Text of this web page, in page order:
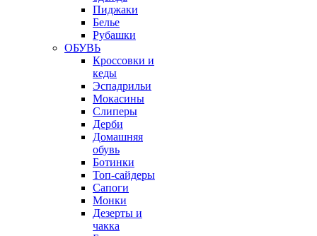
Пиджаки
Белье
Рубашки
ОБУВЬ
Кроссовки и
кеды
Эспадрильи
Мокасины
Слиперы
Дерби
Домашняя
обувь
Ботинки
Топ-сайдеры
Сапоги
Монки
Дезерты и
чакка